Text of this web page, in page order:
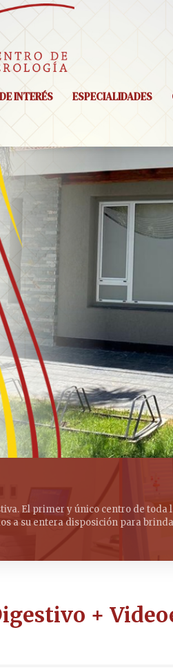
DE INTERÉS ESPECIALIDADES
El primer y único centro de toda
a su entera disposición para
+